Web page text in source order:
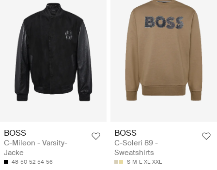
BOSS
C-Mileon - Varsity-
Jacke
48 50 52 54 56
BOSS
C-Soleri 89 -
Sweatshirts
S M L XL XXL